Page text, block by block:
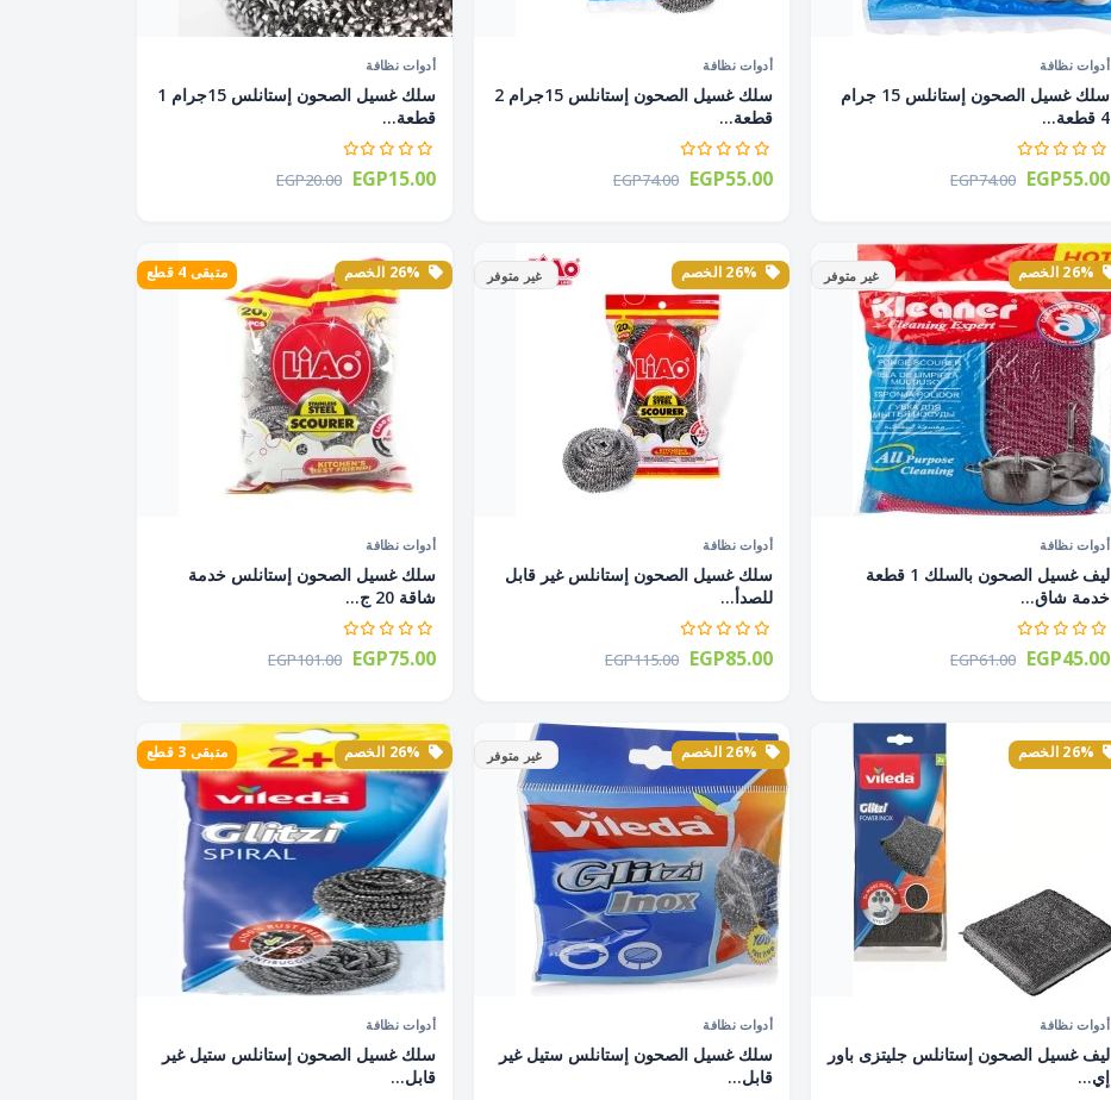
أدوات نظافة
سلك غسيل الصحون إستانلس 15 جرام
4 قطعة...
EGP74.00 EGP55.00
أدوات نظافة
سلك غسيل الصحون إستانلس 15جرام 2
قطعة...
EGP74.00 EGP55.00
أدوات نظافة
سلك غسيل الصحون إستانلس 15جرام 1
قطعة...
EGP20.00 EGP15.00
غير متوفر
أدوات نظافة
ليف غسيل الصحون بالسلك 1 قطعة
خدمة شاق...
EGP61.00 EGP45.00
غير متوفر
أدوات نظافة
سلك غسيل الصحون إستانلس غير قابل
للصدأ...
EGP115.00 EGP85.00
متبقى 4 قطع
أدوات نظافة
سلك غسيل الصحون إستانلس خدمة
شاقة 20 ج...
EGP101.00 EGP75.00
أدوات نظافة
ليف غسيل الصحون إستانلس جليتزى باور
إي...
غير متوفر
أدوات نظافة
سلك غسيل الصحون إستانلس ستيل غير
قابل...
متبقى 3 قطع
أدوات نظافة
سلك غسيل الصحون إستانلس ستيل غير
قابل...